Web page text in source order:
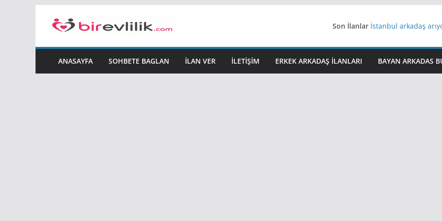
Son İlanlar İstanbul arkadaş
Yeni Bir Aşk Lazım
iş arayanlara iş
ANASAYFA SOHBETE BAGLAN İLAN VER İLETIŞIM ERKEK ARKADAŞ ILANLARI BAYAN ARKADAS